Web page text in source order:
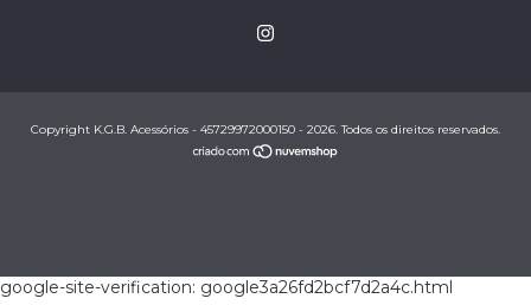
Copyright K.G.B. Acessórios - 45729972000150 - 2026. Todos os direitos reservados.
google-site-verification: google3a26fd2bcf7d2a4c.html